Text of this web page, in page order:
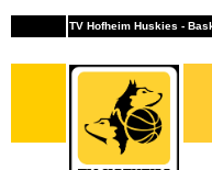
TV Hofheim Huskies -